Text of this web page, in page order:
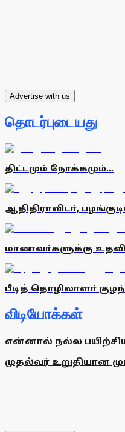
Advertise with us
தொடர்புடையது
திட்டமும் நோக்கமும்...
ஆதிதிராவிடா்,
மாணவா்களுக்கு
பீடித் தொழிலாளா்
விடியோக்கள்
என்னால் நல்ல
முதல்வர் உறுதியான